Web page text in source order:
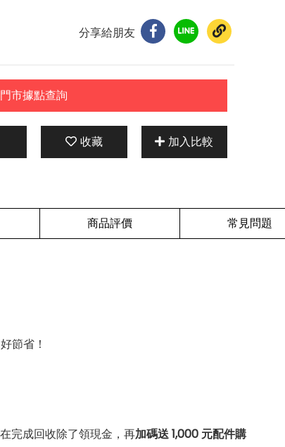
分享給朋友
門市據點查詢
收藏 加入比較
商品評價 常見問題
節省！
完成回收除了領現金，再加碼送 1,000 元配件購